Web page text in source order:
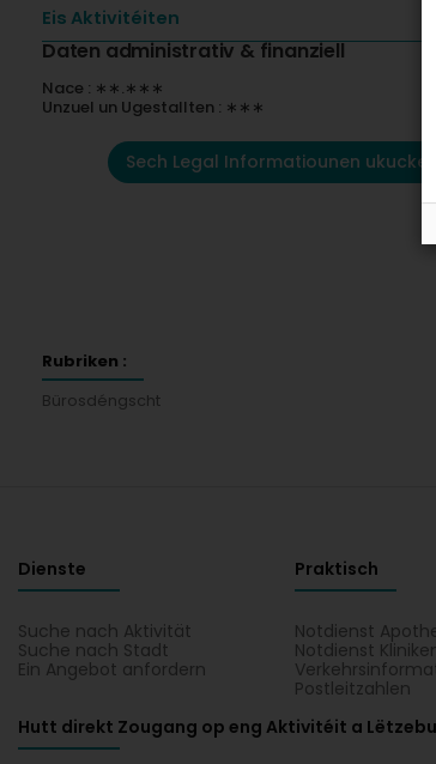
Eis Aktivitéiten
Daten administrativ & finanziell
Nace : ∗∗.∗∗∗
Unzuel un Ugestallten : ∗∗∗
Sech Legal Informatiounen ukucken
Rubriken :
Bürosdéngscht
Dienste
Suche nach Aktivität
Suche nach Stadt
Ein Angebot anfordern
Praktisch
Notdienst
Notdienst
Postleitzahlen
Hutt direkt Zougang op eng Aktivitéit a